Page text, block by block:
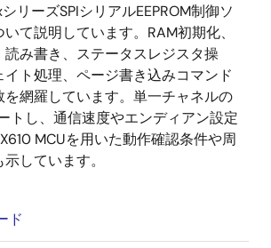
リーズSPIシリアルEEPROM制御ソ
て説明しています。RAM初期化、
読み書き、ステータスレジスタ操
ト処理、ページ書き込みコマンド
を網羅しています。単一チャネルの
トし、通信速度やエンディアン設定
MCUを用いた動作確認条件や周
しています。
ド